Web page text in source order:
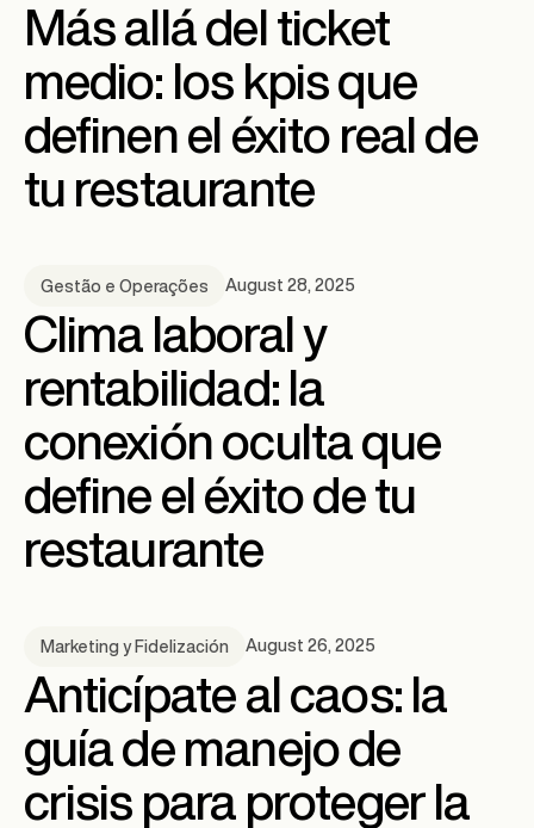
Más allá del ticket
medio: los kpis que
definen el éxito real de
tu restaurante
Gestão e Operações August 28, 2025
Clima laboral y
rentabilidad: la
conexión oculta que
define el éxito de tu
restaurante
Marketing y Fidelización August 26, 2025
Anticípate al caos: la
guía de manejo de
crisis para proteger la